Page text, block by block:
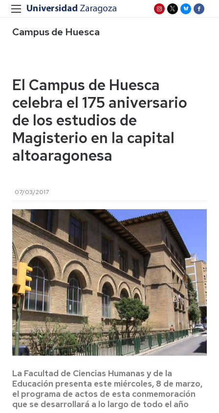
Campus de Huesca
El Campus de Huesca
celebra el 175 aniversario
de los estudios de
Magisterio en la capital
altoaragonesa
07/03/2017
La Facultad de Ciencias Humanas y de la
Educación presenta este miércoles, 8 de marzo,
el programa de actos de esta conmemoración
que se desarrollará a lo largo de todo el año